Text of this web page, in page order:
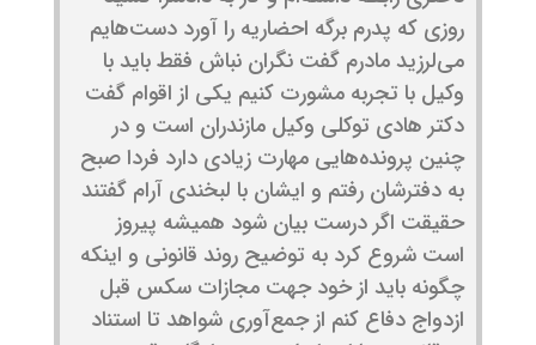
روزی که پدرم برگه احضاریه را آورد دست‌هایم
می‌لرزید مادرم گفت نگران نباش فقط باید با
وکیل با تجربه مشورت کنیم یکی از اقوام گفت
دکتر هادی توکلی وکیل مازندران است و در
چنین پرونده‌هایی مهارت زیادی دارد فردا صبح
به دفترشان رفتم و ایشان با لبخندی آرام گفتند
حقیقت اگر درست بیان شود همیشه پیروز
است شروع کرد به توضیح روند قانونی و اینکه
چگونه باید از خود جهت مجازات سکس قبل
ازدواج دفاع کنم از جمع‌آوری شواهد تا استناد